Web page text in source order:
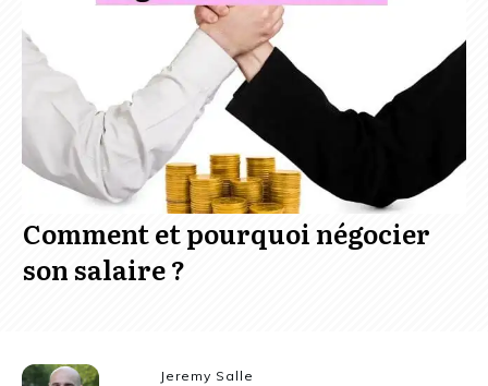
Comment et pourquoi négocier
son salaire ?
Jeremy Salle